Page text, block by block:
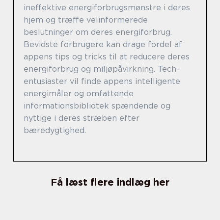
ineffektive energiforbrugsmønstre i deres
hjem og træffe velinformerede
beslutninger om deres energiforbrug.
Bevidste forbrugere kan drage fordel af
appens tips og tricks til at reducere deres
energiforbrug og miljøpåvirkning. Tech-
entusiaster vil finde appens intelligente
energimåler og omfattende
informationsbibliotek spændende og
nyttige i deres stræben efter
bæredygtighed.
Få læst flere indlæg her